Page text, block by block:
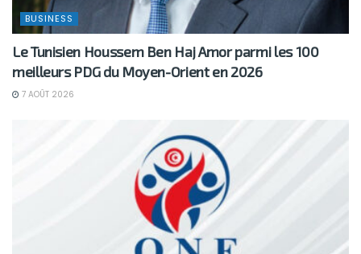
BUSINESS
Le Tunisien Houssem Ben Haj Amor parmi les 100
meilleurs PDG du Moyen-Orient en 2026
7 AOÛT 2026